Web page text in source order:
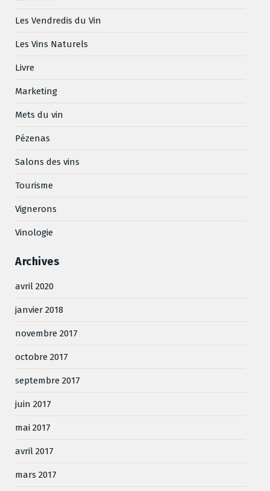
Les Vendredis du Vin
Les Vins Naturels
Livre
Marketing
Mets du vin
Pézenas
Salons des vins
Tourisme
Vignerons
Vinologie
Archives
avril 2020
janvier 2018
novembre 2017
octobre 2017
septembre 2017
juin 2017
mai 2017
avril 2017
mars 2017